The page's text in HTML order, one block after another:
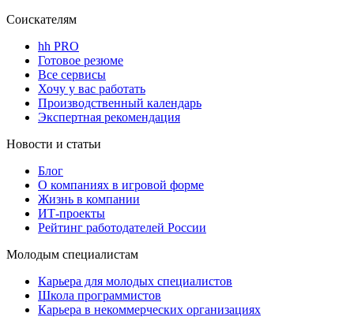
Соискателям
hh PRO
Готовое резюме
Все сервисы
Хочу у вас работать
Производственный календарь
Экспертная рекомендация
Новости и статьи
Блог
О компаниях в игровой форме
Жизнь в компании
ИТ-проекты
Рейтинг работодателей России
Молодым специалистам
Карьера для молодых специалистов
Школа программистов
Карьера в некоммерческих организациях